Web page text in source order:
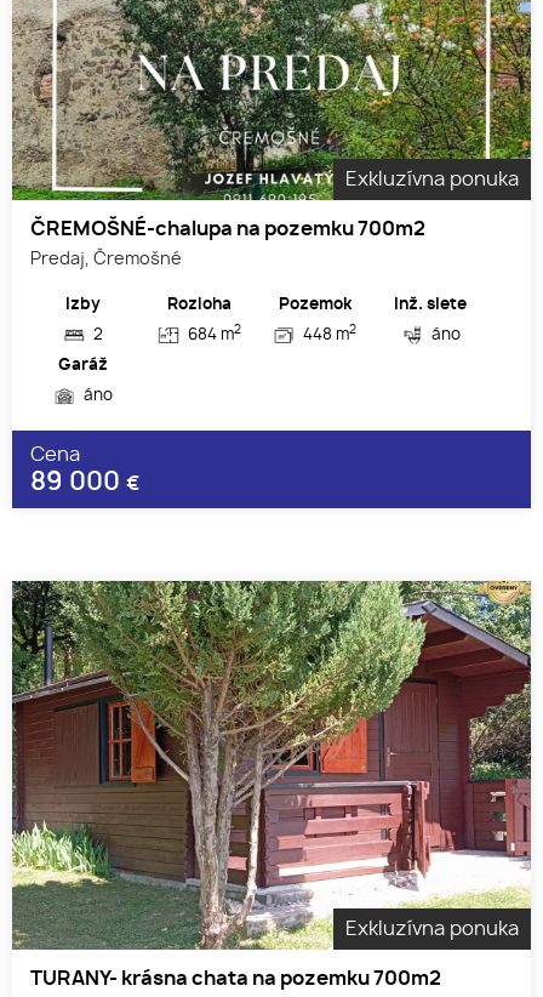
Exkluzívna ponuka
ČREMOŠNÉ-chalupa na pozemku 700m2
Predaj, Čremošné
Izby
2
Rozloha
684 m2
Pozemok
448 m2
Inž. siete
áno
Garáž
áno
Cena
89 000 €
Exkluzívna ponuka
TURANY- krásna chata na pozemku 700m2